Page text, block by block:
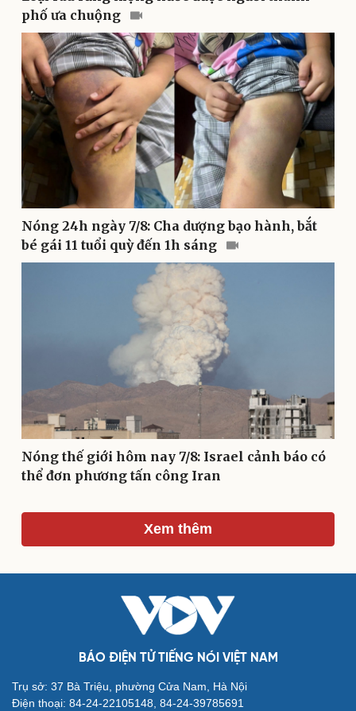
Văn hóa
Sân khấu - Điện ảnh
Văn học
Giải trí
Nghệ sĩ
Thời trang
Sao Việt
Du lịch
Cửa sổ tình yêu
Kể chuyện cho bé
Hạt giống tâm hồn
phố ưa chuộng
Nóng 24h ngày 7/8: Cha dượng bạo hành, bắt
bé gái 11 tuổi quỳ đến 1h sáng
Nóng thế giới hôm nay 7/8: Israel cảnh báo có
thể đơn phương tấn công Iran
Xem thêm
BÁO ĐIỆN TỬ TIẾNG NÓI VIỆT NAM
Trụ sở: 37 Bà Triệu, phường Cửa Nam, Hà Nội
Điện thoại: 84-24-22105148, 84-24-39785691